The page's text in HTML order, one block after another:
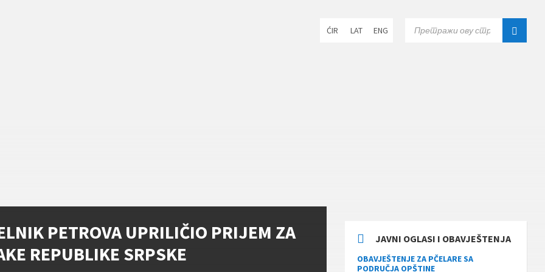
language:
ĆIR LAT ENG
PETROVA UPRILIČIO PRIJEM ZA
REPUBLIKE SRPSKE
JAVNI OGLASI I OBAVJEŠTENJA
OBAVJEŠTENJE ZA PČELARE SA
PODRUČJA OPŠTINE